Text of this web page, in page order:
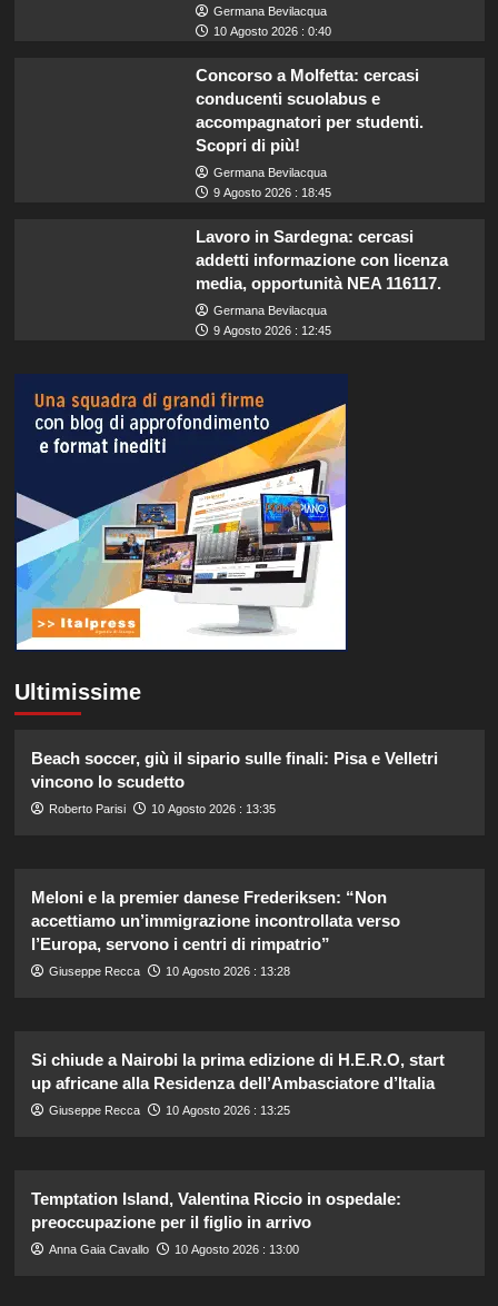
Germana Bevilacqua
10 Agosto 2026 : 0:40
Concorso a Molfetta: cercasi
conducenti scuolabus e
accompagnatori per studenti.
Scopri di più!
Germana Bevilacqua
9 Agosto 2026 : 18:45
Lavoro in Sardegna: cercasi
addetti informazione con licenza
media, opportunità NEA 116117.
Germana Bevilacqua
9 Agosto 2026 : 12:45
Ultimissime
Beach soccer, giù il sipario sulle finali: Pisa e Velletri
vincono lo scudetto
Roberto Parisi 10 Agosto 2026 : 13:35
Meloni e la premier danese Frederiksen: “Non
accettiamo un’immigrazione incontrollata verso
l’Europa, servono i centri di rimpatrio”
Giuseppe Recca 10 Agosto 2026 : 13:28
Si chiude a Nairobi la prima edizione di H.E.R.O, start
up africane alla Residenza dell’Ambasciatore d’Italia
Giuseppe Recca 10 Agosto 2026 : 13:25
Temptation Island, Valentina Riccio in ospedale:
preoccupazione per il figlio in arrivo
Anna Gaia Cavallo 10 Agosto 2026 : 13:00